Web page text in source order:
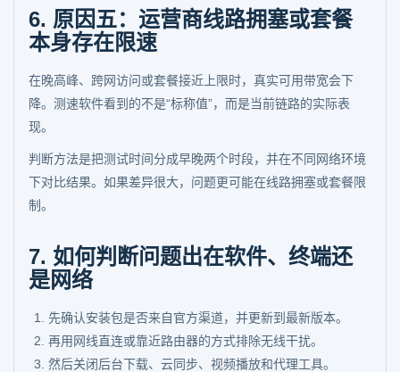
6. 原因五：运营商线路拥塞或套餐
本身存在限速
在晚高峰、跨网访问或套餐接近上限时，真实可用带宽会下
降。测速软件看到的不是“标称值”，而是当前链路的实际表
现。
判断方法是把测试时间分成早晚两个时段，并在不同网络环境
下对比结果。如果差异很大，问题更可能在线路拥塞或套餐限
制。
7. 如何判断问题出在软件、终端还
是网络
先确认安装包是否来自官方渠道，并更新到最新版本。
再用网线直连或靠近路由器的方式排除无线干扰。
然后关闭后台下载、云同步、视频播放和代理工具。